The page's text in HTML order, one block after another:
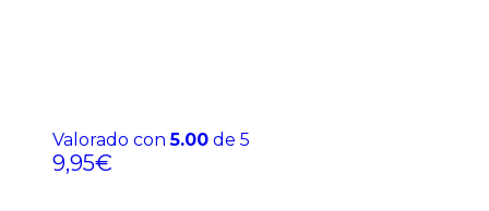
Valorado con5.00 de 5
9,95€